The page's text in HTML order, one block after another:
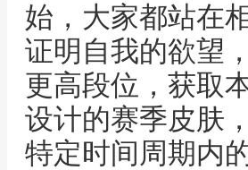
始，大家都站在
证明自我的欲望
更高段位，获取
设计的赛季皮肤
特定时间周期内